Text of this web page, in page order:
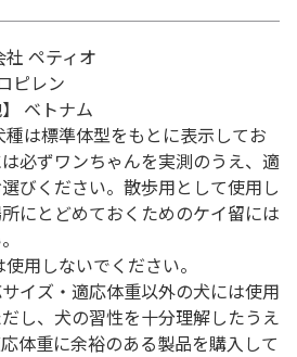
社 ペティオ
ピレン
ベトナム
種は標準体型をもとに表示してお
必ずワンちゃんを実測のうえ、適
びください。散歩用として使用し
にとどめておくためのケイ留には
用しないでください。
イズ・適応体重以外の犬には使用
し、犬の習性を十分理解したうえ
体重に余裕のある製品を購入して